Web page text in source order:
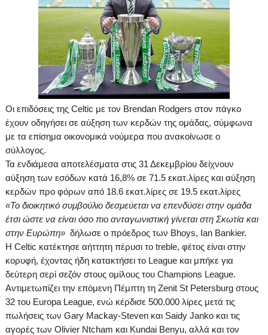
Οι επιδόσεις της Celtic με τον Brendan Rodgers στον πάγκο
έχουν οδηγήσει σε αύξηση των κερδών της ομάδας, σύμφωνα
με τα επίσημα οικονομικά νούμερα που ανακοίνωσε ο
σύλλογος.
Τα ενδιάμεσα αποτελέσματα στις 31 Δεκεμβρίου δείχνουν
αύξηση των εσόδων κατά 16,8% σε 71.5 εκατ.λίρες και αύξηση
κερδών προ φόρων από 18.6 εκατ.λίρες σε 19.5 εκατ.λίρες
«Το διοικητικό συμβούλιο δεσμεύεται να επενδύσει στην ομάδα
έτσι ώστε να είναι όσο πιο ανταγωνιστική γίνεται στη Σκωτία και
στην Ευρώπη» δήλωσε ο πρόεδρος των Bhoys, Ian Bankier.
H Celtic κατέκτησε αήττητη πέρυσι το treble, φέτος είναι στην
κορυφή, έχοντας ήδη κατακτήσει το Leagueκαι μπήκε για
δεύτερη σερί σεζόν στους ομίλους του Champions League.
Αντιμετωπίζει την επόμενη Πέμπτη τη Zenit St Petersburg στους
32 του Europa League, ενώ κέρδισε 500.000 λίρες μετά τις
πωλήσεις των Gary Mackay-Steven και Saidy Jankoκαι τις
αγορές των Olivier Ntcham και Kundai Benyu, αλλά και τον